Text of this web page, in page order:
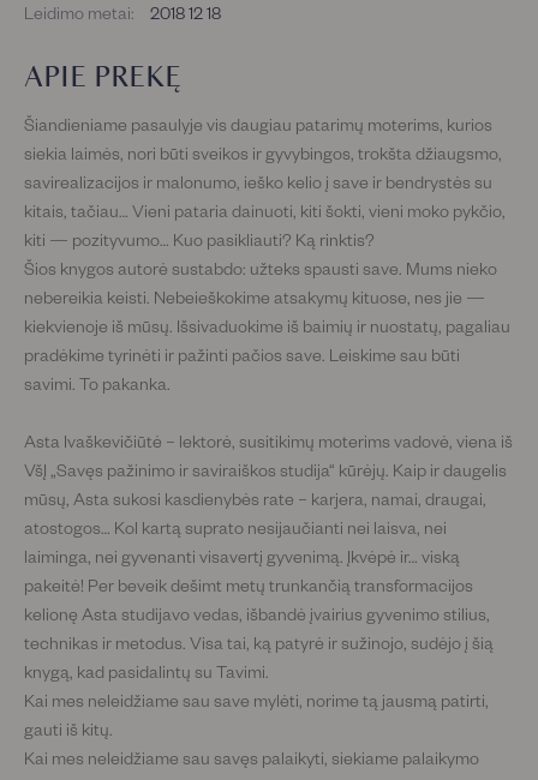
APIE PREKĘ
Šiandieniame pasaulyje vis daugiau patarimų moterims, kurios
siekia laimės, nori būti sveikos ir gyvybingos, trokšta džiaugsmo,
savirealizacijos ir malonumo, ieško kelio į save ir bendrystės su
kitais, tačiau… Vieni pataria dainuoti, kiti šokti, vieni moko pykčio,
kiti — pozityvumo… Kuo pasikliauti? Ką rinktis?
Šios knygos autorė sustabdo: užteks spausti save. Mums nieko
nebereikia keisti. Nebeieškokime atsakymų kituose, nes jie —
kiekvienoje iš mūsų. Išsivaduokime iš baimių ir nuostatų, pagaliau
pradėkime tyrinėti ir pažinti pačios save. Leiskime sau būti
savimi. To pakanka.
Asta Ivaškevičiūtė – lektorė, susitikimų moterims vadovė, viena iš
VšĮ „Savęs pažinimo ir saviraiškos studija“ kūrėjų. Kaip ir daugelis
mūsų, Asta sukosi kasdienybės rate – karjera, namai, draugai,
atostogos… Kol kartą suprato nesijaučianti nei laisva, nei
laiminga, nei gyvenanti visavertį gyvenimą. Įkvėpė ir… viską
pakeitė! Per beveik dešimt metų trunkančią transformacijos
kelionę Asta studijavo vedas, išbandė įvairius gyvenimo stilius,
technikas ir metodus. Visa tai, ką patyrė ir sužinojo, sudėjo į šią
knygą, kad pasidalintų su Tavimi.
Kai mes neleidžiame sau save mylėti, norime tą jausmą patirti,
gauti iš kitų.
Kai mes neleidžiame sau savęs palaikyti, siekiame palaikymo
Leidimo metai:
2018 12 18